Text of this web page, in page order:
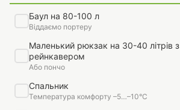
Баул на 80-100 л
Віддаємо портеру
Маленький рюкзак на 30-40 літрів з
рейнкавером
Або пончо
Спальник
Температура комфорту –5…–10°C